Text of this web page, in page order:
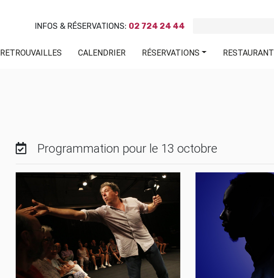
INFOS & RÉSERVATIONS: 02 724 24 44
RETROUVAILLES CALENDRIER RÉSERVATIONS RESTAURANT
Programmation pour le 13 octobre